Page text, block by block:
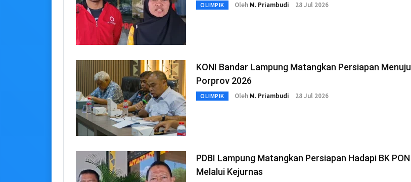
OLIMPIK Oleh M. Priambudi 28 Jul 2026
KONI Bandar Lampung Matangkan Persiapan Menuju
Porprov 2026
OLIMPIK Oleh M. Priambudi 28 Jul 2026
PDBI Lampung Matangkan Persiapan Hadapi BK PON
Melalui Kejurnas